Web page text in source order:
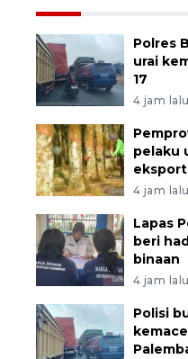
Polres
urai
17
4 jam lalu
pelaku
4 jam lalu
Lapas
beri
binaan
4 jam lalu
Polisi